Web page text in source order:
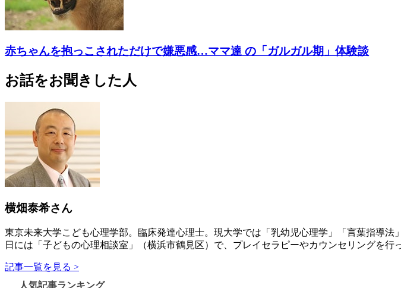
赤ちゃんを抱っこされただけで嫌悪感…ママ達 の「ガルガル期」体験談
お話をお聞きした人
横畑泰希さん
東京未来大学こども心理学部。臨床発達心理士。現大学では「乳幼児心理学」「言葉指導
日には「子どもの心理相談室」（横浜市鶴見区）で、プレイセラピーやカウンセリングを行
記事一覧を見る >
人気記事ランキング